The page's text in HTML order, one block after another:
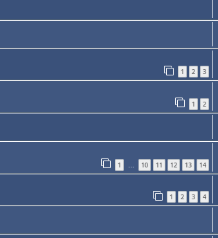
1 2 3
1 2
1 … 10 11 12 13 14
1 2 3 4